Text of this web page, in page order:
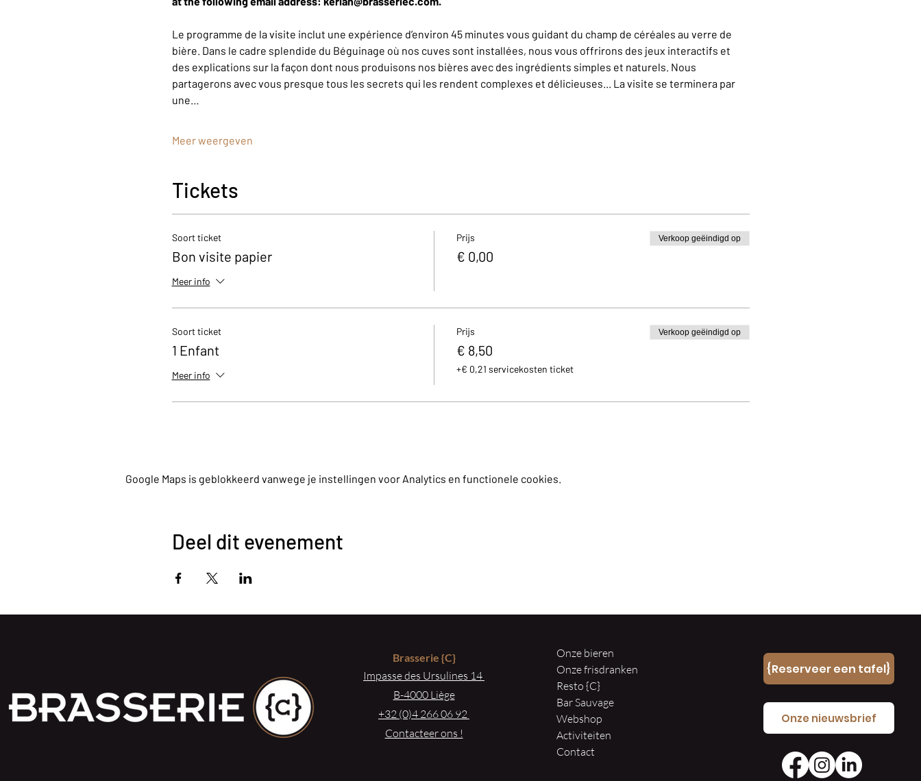
Le programme de la visite inclut une expérience d’environ 45 minutes vous guidant du champ de céréales au verre de
bière. Dans le cadre splendide du Béguinage où nos cuves sont installées, nous vous offrirons des jeux interactifs et
des explications sur la façon dont nous produisons nos bières avec des ingrédients simples et naturels. Nous
partagerons avec vous presque tous les secrets qui les rendent complexes et délicieuses... La visite se terminera par
une…
Meer weergeven
Tickets
Soort ticket
Bon visite papier
Meer info
Prijs
€ 0,00
Verkoop geëindigd op
Soort ticket
1 Enfant
Meer info
Prijs
€ 8,50
+€ 0,21 servicekosten ticket
Verkoop geëindigd op
Google Maps is geblokkeerd vanwege je instellingen voor Analytics en functionele cookies.
Deel dit evenement
Brasserie{C}
Impasse des Ursulines 14
B-4000 Liège
+32 (0)4 266 06 92
Contacteer ons !
Onze bieren
Onze frisdranken
Resto {C}
Bar Sauvage
Webshop
Activiteiten
Contact
{Reserveer een tafel}
Onze nieuwsbrief